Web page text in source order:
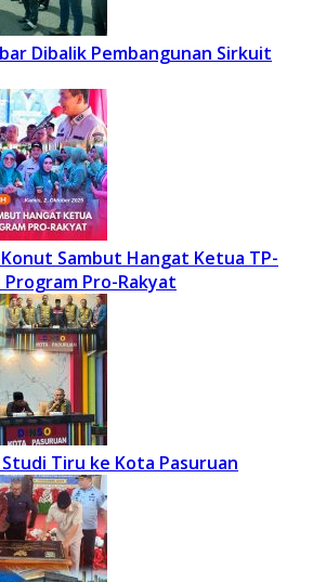
Dibalik Pembangunan Sirkuit
Sambut Hangat Ketua TP-
Pro-Rakyat
Tiru ke Kota Pasuruan